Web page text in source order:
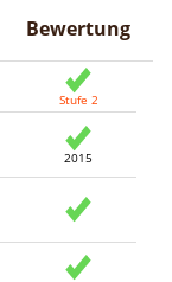
Bewertung